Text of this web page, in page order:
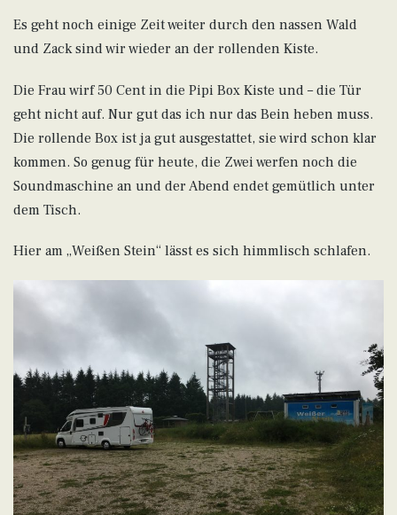
Es geht noch einige Zeit weiter durch den nassen Wald
und Zack sind wir wieder an der rollenden Kiste.
Die Frau wirf 50 Cent in die Pipi Box Kiste und – die Tür
geht nicht auf. Nur gut das ich nur das Bein heben muss.
Die rollende Box ist ja gut ausgestattet, sie wird schon klar
kommen. So genug für heute, die Zwei werfen noch die
Soundmaschine an und der Abend endet gemütlich unter
dem Tisch.
Hier am „Weißen Stein“ lässt es sich himmlisch schlafen.